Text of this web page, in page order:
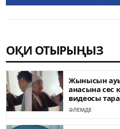
ОҚИ ОТЫРЫҢЫЗ
Жынысын
анасына сес
видеосы
ӘЛЕМДЕ